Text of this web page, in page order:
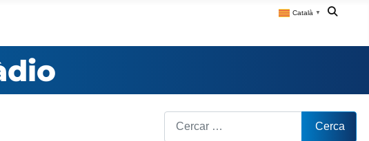
Català ▼
Cerca Cerca